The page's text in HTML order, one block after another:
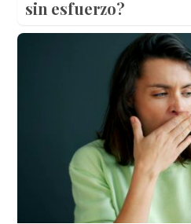
sin esfuerzo?